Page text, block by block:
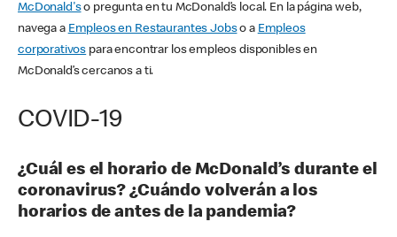
McDonald'so pregunta en tu McDonald’s local. En la página web,
navega a Empleos en Restaurantes Jobso a Empleos
corporativos para encontrar los empleos disponibles en
McDonald’s cercanos a ti.
COVID-19
¿Cuál es el horario de McDonald’s durante el
coronavirus? ¿Cuándo volverán a los
horarios de antes de la pandemia?